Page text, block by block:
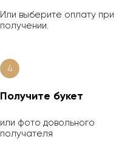
Или выберите оплату при
получении.
4
Получите букет
или фото довольного
получателя